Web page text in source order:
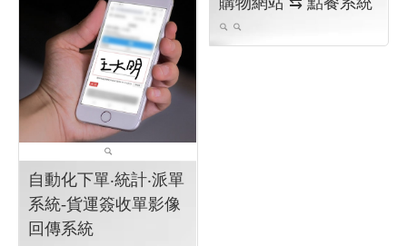
自動化下單‧統計‧派單
系統-貨運簽收單影像
回傳系統